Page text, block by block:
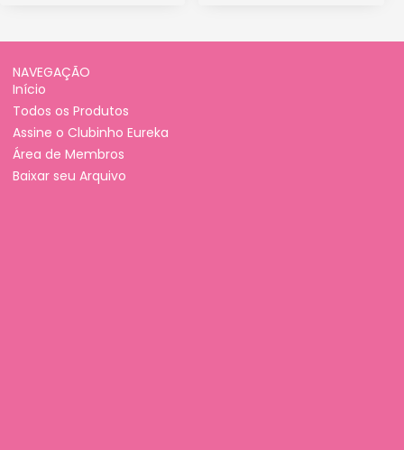
NAVEGAÇÃO
Início
Todos os Produtos
Assine o Clubinho Eureka
Área de Membros
Baixar seu Arquivo